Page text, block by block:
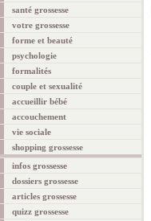
santé grossesse
votre grossesse
forme et beauté
psychologie
formalités
couple et sexualité
accueillir bébé
accouchement
vie sociale
shopping grossesse
infos grossesse
dossiers grossesse
articles grossesse
quizz grossesse